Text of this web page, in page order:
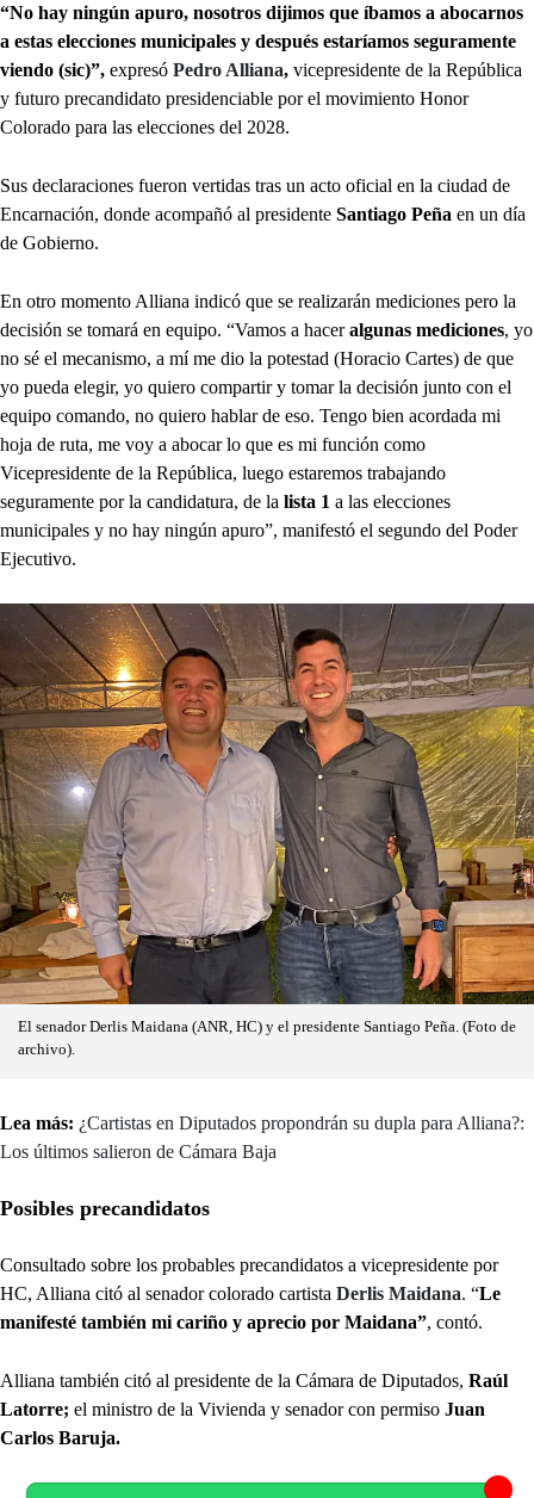
“No hay ningún apuro, nosotros dijimos que íbamos a abocarnos
a estas elecciones municipales y después estaríamos seguramente
viendo (sic)”, expresó Pedro Alliana, vicepresidente de la República
y futuro precandidato presidenciable por el movimiento Honor
Colorado para las elecciones del 2028.
Sus declaraciones fueron vertidas tras un acto oficial en la ciudad de
Encarnación, donde acompañó al presidente Santiago Peña en un día
de Gobierno.
En otro momento Alliana indicó que se realizarán mediciones pero la
decisión se tomará en equipo. “Vamos a haceralgunas mediciones, yo
no sé el mecanismo, a mí me dio la potestad (Horacio Cartes) de que
yo pueda elegir, yo quiero compartir y tomar la decisión junto con el
equipo comando, no quiero hablar de eso. Tengo bien acordada mi
hoja de ruta, me voy a abocar lo que es mi función como
Vicepresidente de la República, luego estaremos trabajando
seguramente por la candidatura, de la lista 1 a las elecciones
municipales y no hay ningún apuro”, manifestó el segundo del Poder
Ejecutivo.
El senador Derlis Maidana (ANR, HC) y el presidente Santiago Peña. (Foto de
archivo).
Lea más: ¿Cartistas en Diputados propondrán su dupla para Alliana?:
Los últimos salieron de Cámara Baja
Posibles precandidatos
Consultado sobre los probables precandidatos a vicepresidente por
HC, Alliana citó al senador colorado cartista Derlis Maidana. “Le
manifesté también mi cariño y aprecio por Maidana”, contó.
Alliana también citó al presidente de la Cámara de Diputados, Raúl
Latorre; el ministro de la Vivienda y senador con permiso Juan
Carlos Baruja.